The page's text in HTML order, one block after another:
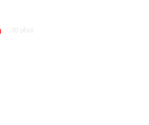
30 phút